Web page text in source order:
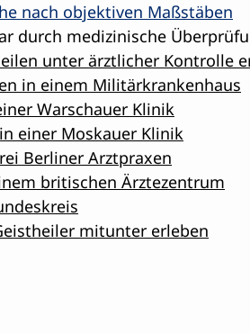
nach objektiven Maßstäben
durch medizinische
unter ärztlicher Kontrolle
in einem Militärkrankenhaus
Warschauer Klinik
einer Moskauer Klinik
Berliner Arztpraxen
britischen Ärztezentrum
mitunter erleben